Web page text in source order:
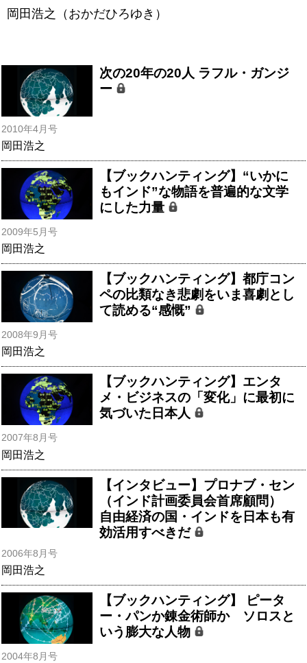
岡田浩之（おかだひろゆき）
次の20年の20人 ラフル・ガンジ
ー
2010年4月号
岡田浩之
【ブックハンティング】“いかに
もインド”な物語を普遍的な文学
にした力量
2009年5月号
岡田浩之
【ブックハンティング】都庁コン
ペの比類なき悲劇をいま喜劇とし
て読める“感慨”
2008年9月号
岡田浩之
【ブックハンティング】エンタ
メ・ビジネスの「変化」に最初に
気づいた日本人
2007年8月号
岡田浩之
【インタビュー】プロナブ・セン
（インド計画委員会首席顧問）
自由経済の国・インドを日本も有
効活用すべきだ
2006年8月号
岡田浩之
【ブックハンティング】 ピータ
ー・パンか錬金術師か ソロスと
いう膨大な人物
2004年8月号